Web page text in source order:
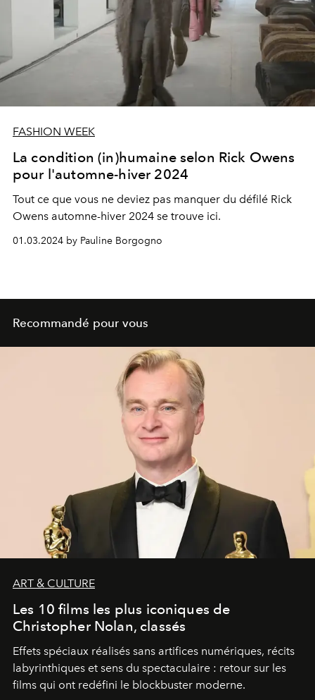
FASHION WEEK
La condition (in)humaine selon Rick Owens
pour l'automne-hiver 2024
Tout ce que vous ne deviez pas manquer du défilé Rick
Owens automne-hiver 2024 se trouve ici.
01.03.2024 by Pauline Borgogno
Recommandé pour vous
ART & CULTURE
Les 10 films les plus iconiques de
Christopher Nolan, classés
Effets spéciaux réalisés sans artifices numériques, récits
labyrinthiques et sens du spectaculaire : retour sur les
films qui ont redéfini le blockbuster moderne.